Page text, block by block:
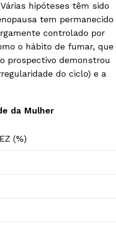
hipóteses têm sido
tem permanecido
controlado por
o hábito de fumar, que
prospectivo demonstrou
do ciclo) e a
da Mulher
(%)